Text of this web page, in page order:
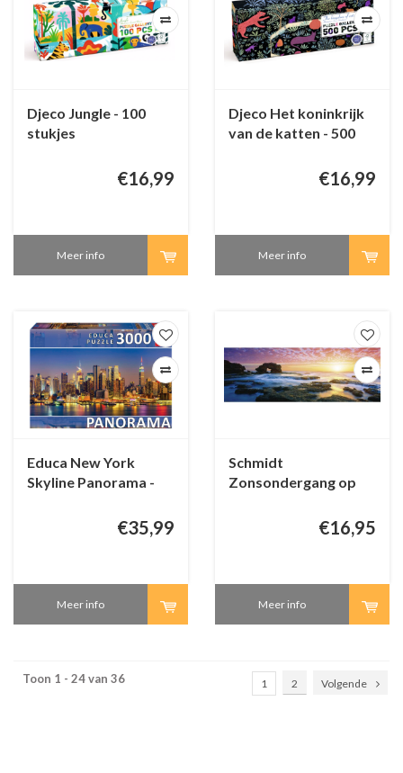
Djeco Jungle - 100
stukjes
€16,99
Meer info
Djeco Het koninkrijk
van de katten - 500
€16,99
Meer info
Educa New York
Skyline Panorama -
€35,99
Meer info
Schmidt
Zonsondergang op
€16,95
Meer info
Toon 1 - 24 van 36 1 2 Volgende